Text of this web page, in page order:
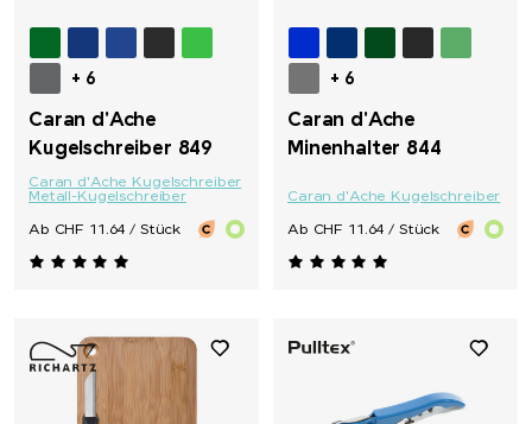
+ 6
Caran d'Ache
Kugelschreiber 849
Caran d'Ache Kugelschreiber
Metall-Kugelschreiber
Ab CHF 11.64 / Stück
+ 6
Caran d'Ache
Minenhalter 844
Caran d'Ache Kugelschreiber
Ab CHF 11.64 / Stück